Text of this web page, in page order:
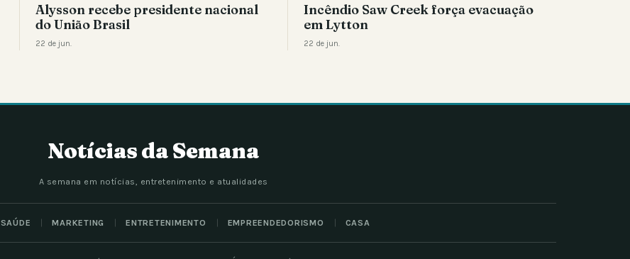
Alysson recebe presidente nacional
do União Brasil
22 de jun.
Incêndio Saw Creek força evacuação
em Lytton
22 de jun.
Notícias da Semana
A semana em notícias, entretenimento e atualidades
SAÚDE MARKETING ENTRETENIMENTO EMPREENDEDORISMO CASA